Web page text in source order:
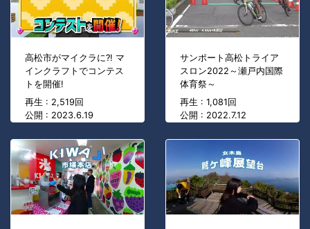
高松市がマイクラに?! マ
インクラフトでコンテス
トを開催!
再生 : 2,519回
公開 : 2023.6.19
サンポート高松トライア
スロン2022～瀬戸内国際
体育祭～
再生 : 1,081回
公開 : 2022.7.12